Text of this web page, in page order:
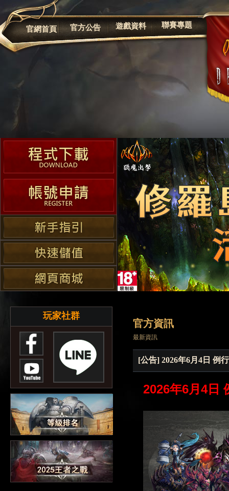
官網首頁 官方公告 遊戲資料 聯賽專題
玩家社群
官方資訊
最新資訊
[公告] 2026年6月4日 例
2026年6月4日